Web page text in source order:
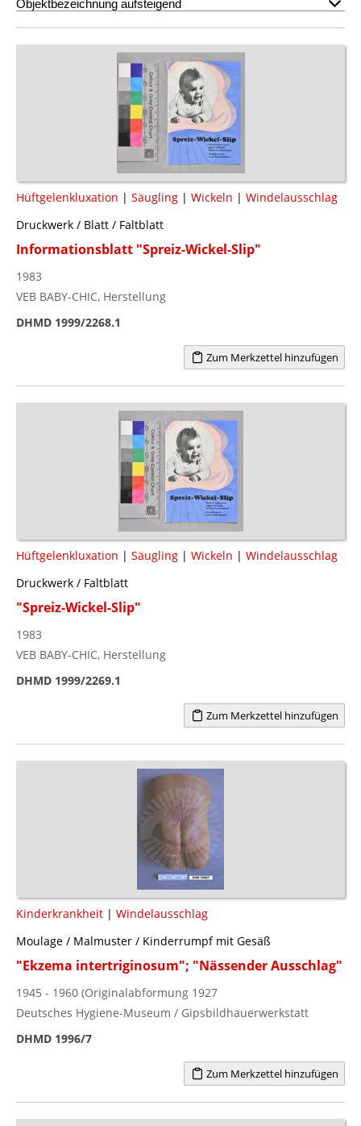
Hüftgelenkluxation | Säugling | Wickeln | Windelausschlag
Druckwerk / Blatt / Faltblatt
Informationsblatt "Spreiz-Wickel-Slip"
1983
VEB BABY-CHIC, Herstellung
DHMD 1999/2268.1
Zum Merkzettel hinzufügen
Hüftgelenkluxation | Säugling | Wickeln | Windelausschlag
Druckwerk / Faltblatt
"Spreiz-Wickel-Slip"
1983
VEB BABY-CHIC, Herstellung
DHMD 1999/2269.1
Zum Merkzettel hinzufügen
Kinderkrankheit | Windelausschlag
Moulage / Malmuster / Kinderrumpf mit Gesäß
"Ekzema intertriginosum"; "Nässender Ausschlag"
1945 - 1960 (Originalabformung 1927
Deutsches Hygiene-Museum / Gipsbildhauerwerkstatt
DHMD 1996/7
Zum Merkzettel hinzufügen